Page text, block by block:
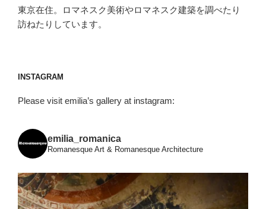
東京在住。ロマネスク美術やロマネスク建築を調べたり
訪ねたりしています。
INSTAGRAM
Please visit emilia’s gallery at instagram:
emilia_romanica
Romanesque Art & Romanesque Architecture